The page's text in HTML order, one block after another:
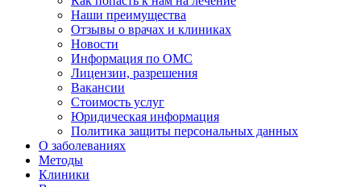
Наши преимущества
Отзывы о врачах и клиниках
Новости
Информация по ОМС
Лицензии, разрешения
Вакансии
Стоимость услуг
Юридическая информация
Политика защиты персональных данных
О заболеваниях
Методы
Клиники